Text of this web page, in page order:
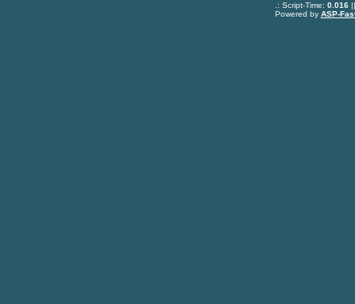
.: Script-Time: 0.016||
Powered by ASP-